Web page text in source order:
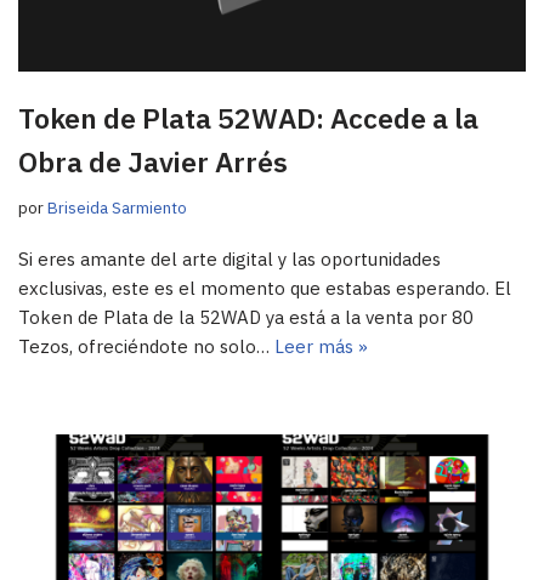
Token de Plata 52WAD: Accede a la
Obra de Javier Arrés
porBriseida Sarmiento
Si eres amante del arte digital y las oportunidades
exclusivas, este es el momento que estabas esperando. El
Token de Plata de la 52WAD ya está a la venta por 80
Tezos, ofreciéndote no solo… Leer más »